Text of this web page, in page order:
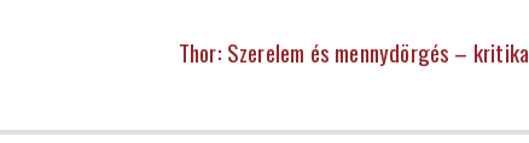
Thor: Szerelem és mennydörgés – kritika